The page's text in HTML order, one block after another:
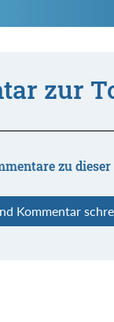
zur
zu dieser
Kommentar